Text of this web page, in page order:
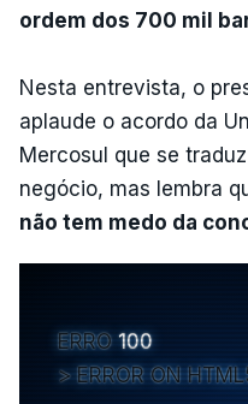
ordem dos 700 mil
Nesta entrevista, o
aplaude o acordo da
Mercosul que se
negócio, mas lembra
não tem medo da
ERRO 100
ERROR ON